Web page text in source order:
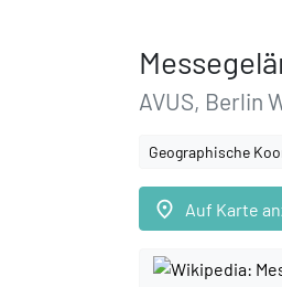
AVUS, Berlin
Geographische
place Auf Karte